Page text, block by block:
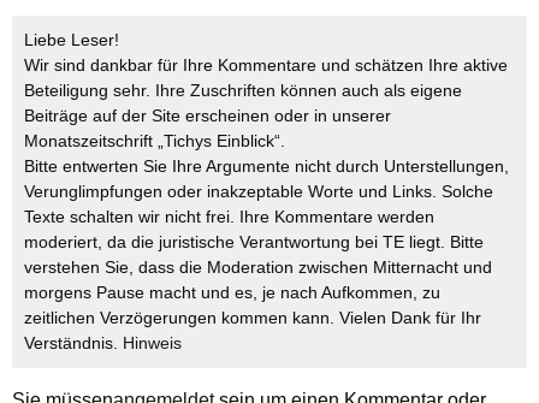
Liebe Leser!
Wir sind dankbar für Ihre Kommentare und schätzen Ihre aktive
Beteiligung sehr. Ihre Zuschriften können auch als eigene
Beiträge auf der Site erscheinen oder in unserer
Monatszeitschrift „Tichys Einblick“.
Bitte entwerten Sie Ihre Argumente nicht durch Unterstellungen,
Verunglimpfungen oder inakzeptable Worte und Links. Solche
Texte schalten wir nicht frei. Ihre Kommentare werden
moderiert, da die juristische Verantwortung bei TE liegt. Bitte
verstehen Sie, dass die Moderation zwischen Mitternacht und
morgens Pause macht und es, je nach Aufkommen, zu
zeitlichen Verzögerungen kommen kann. Vielen Dank für Ihr
Verständnis. Hinweis